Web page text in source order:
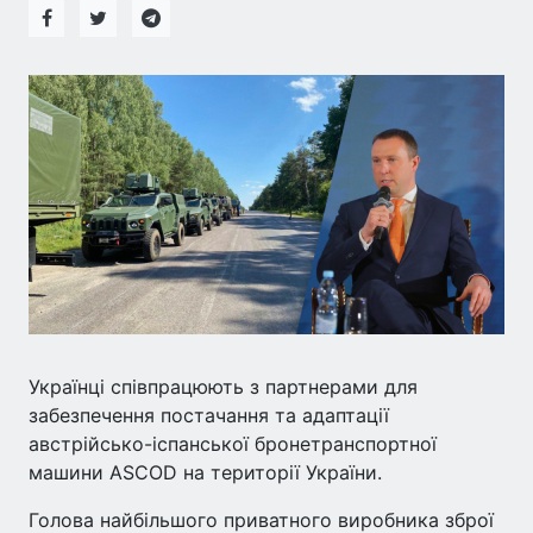
Українці співпрацюють з партнерами для
забезпечення постачання та адаптації
австрійсько-іспанської бронетранспортної
машини ASCOD на території України.
Голова найбільшого приватного виробника зброї